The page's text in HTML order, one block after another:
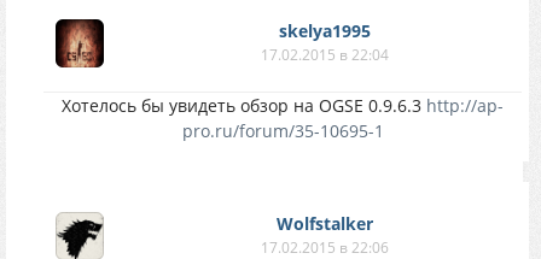
skelya1995
17.02.2015 в 22:04
Хотелось бы увидеть обзор на OGSE 0.9.6.3 http://ap-
pro.ru/forum/35-10695-1
Wolfstalker
17.02.2015 в 22:06